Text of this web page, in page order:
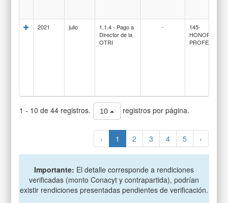
2021 julio
1.1.4 - Pago a
Director de la
OTRI
-
145-
HONORARIOS
1 - 10 de 44 registros. 10 registros por página.
‹ 1 2 3 4 5 ›
Importante: El detalle corresponde a rendiciones
verificadas (monto Conacyt y contrapartida), podrían
existir rendiciones presentadas pendientes de verificación.